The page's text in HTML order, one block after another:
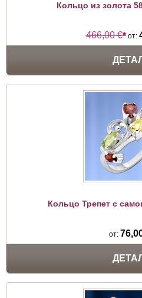
Кольцо из золота
466,00 €*от:
Кольцо Трепет с
от: